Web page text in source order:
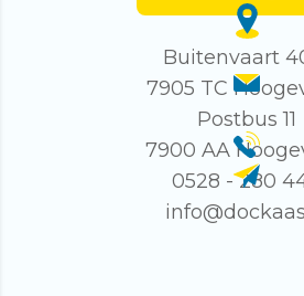
Buitenvaart
7905 TC
Postbus 11
7900 AA
0528 - 280